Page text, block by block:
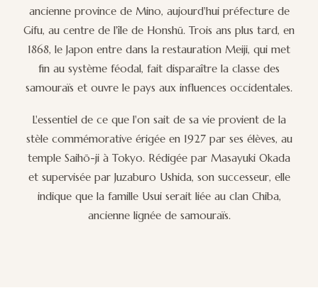
ancienne province de Mino, aujourd'hui préfecture de
Gifu, au centre de l'île de Honshū. Trois ans plus tard, en
1868, le Japon entre dans la restauration Meiji, qui met
fin au système féodal, fait disparaître la classe des
samouraïs et ouvre le pays aux influences occidentales.
L'essentiel de ce que l'on sait de sa vie provient de la
stèle commémorative érigée en 1927 par ses élèves, au
temple Saihō-ji à Tokyo. Rédigée par Masayuki Okada
et supervisée par Juzaburo Ushida, son successeur, elle
indique que la famille Usui serait liée au clan Chiba,
ancienne lignée de samouraïs.